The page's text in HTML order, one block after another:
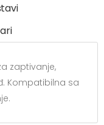
zaptivanje,
Kompatibilna sa